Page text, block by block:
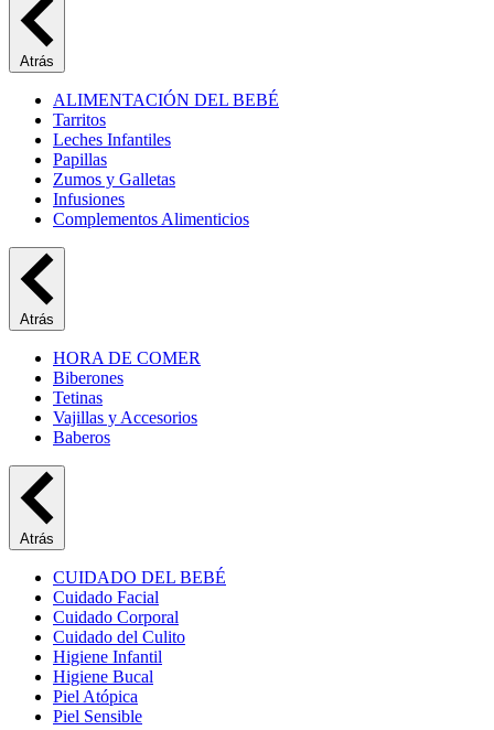
Atrás
ALIMENTACIÓN DEL BEBÉ
Tarritos
Leches Infantiles
Papillas
Zumos y Galletas
Infusiones
Complementos Alimenticios
Atrás
HORA DE COMER
Biberones
Tetinas
Vajillas y Accesorios
Baberos
Atrás
CUIDADO DEL BEBÉ
Cuidado Facial
Cuidado Corporal
Cuidado del Culito
Higiene Infantil
Higiene Bucal
Piel Atópica
Piel Sensible